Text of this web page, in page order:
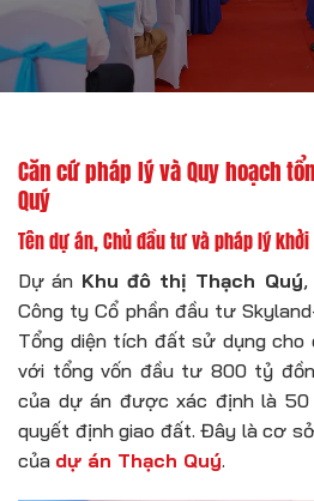
Căn cứ pháp lý và Quy hoạch
Quý
Tên dự án, Chủ đầu tư và pháp lý khởi
Dự án Khu đô thị Thạch Quý,
Công ty Cổ phần đầu tư
Tổng diện tích đất sử dụng cho
với tổng vốn đầu tư 800 tỷ
của dự án được xác định là
quyết định giao đất. Đây là cơ
của dự án Thạch Quý.